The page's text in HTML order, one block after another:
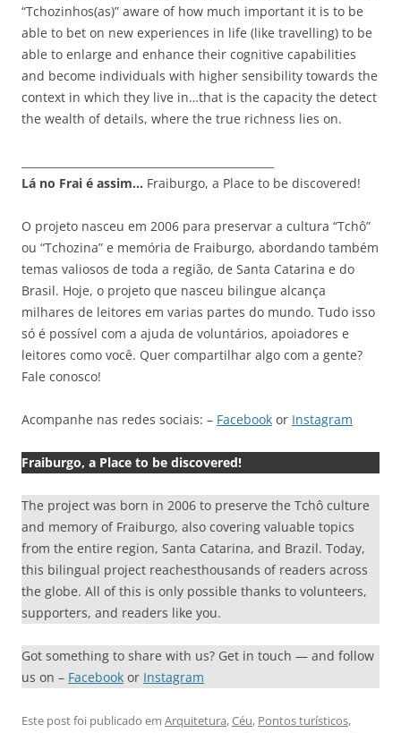
“Tchozinhos(as)” aware of how much important it is to be
able to bet on new experiences in life (like travelling) to be
able to enlarge and enhance their cognitive capabilities
and become individuals with higher sensibility towards the
context in which they live in…that is the capacity the detect
the wealth of details, where the true richness lies on.
Lá no Frai é assim… Fraiburgo, a Place to be discovered!
O projeto nasceu em 2006 para preservar a cultura “Tchô”
ou “Tchozina” e memória de Fraiburgo, abordando também
temas valiosos de toda a região, de Santa Catarina e do
Brasil. Hoje, o projeto que nasceu bilingue alcança
milhares de leitores em varias partes do mundo. Tudo isso
só é possível com a ajuda de voluntários, apoiadores e
leitores como você. Quer compartilhar algo com a gente?
Fale conosco!
Acompanhe nas redes sociais: – Facebook or Instagram
Fraiburgo, a Place to be discovered!
The project was born in 2006 to preserve the Tchô culture
and memory of Fraiburgo, also covering valuable topics
from the entire region, Santa Catarina, and Brazil. Today,
this bilingual project reachesthousands of readers across
the globe. All of this is only possible thanks to volunteers,
supporters, and readers like you.
Got something to share with us? Get in touch — and follow
us on – Facebook or Instagram
Este post foi publicado em Arquitetura,Céu, Pontos turísticos,